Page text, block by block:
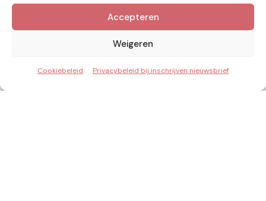
Accepteren
Weigeren
Cookiebeleid Privacybeleid bij inschrijven nieuwsbrief
Kennis van Energie in je mailbox?
Abonner op nieuwe artikelen.